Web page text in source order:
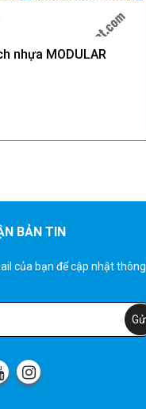
nhựa MODULAR
BẢN TIN
của bạn để cập nhật thông